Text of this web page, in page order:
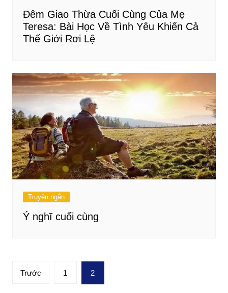
Đêm Giao Thừa Cuối Cùng Của Mẹ
Teresa: Bài Học Về Tình Yêu Khiến Cả
Thế Giới Rơi Lệ
Truyện ngắn
Ý nghĩ cuối cùng
Phân
Trước 1 2